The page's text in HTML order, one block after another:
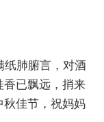
纸肺腑言，对酒
香已飘远，捎来
秋佳节，祝妈妈